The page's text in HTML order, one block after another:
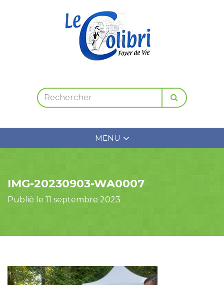
MENU
IMG-20230903-WA0007
Publié le 11 septembre 2023